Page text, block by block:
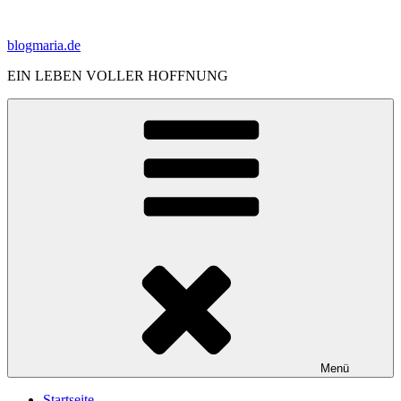
springen
blogmaria.de
EIN LEBEN VOLLER HOFFNUNG
Menü